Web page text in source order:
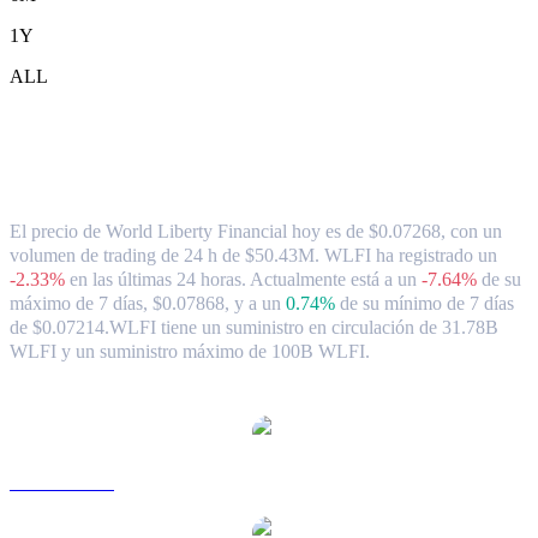
1Y
ALL
El precio de World Liberty Financial hoy es de $0.07268, con un
volumen de trading de 24 h de $50.43M. WLFI ha registrado un
-2.33% en las últimas 24 horas. Actualmente está a un -7.64% de su
máximo de 7 días, $0.07868, y a un 0.74% de su mínimo de 7 días
de $0.07214.WLFI tiene un suministro en circulación de 31.78B
WLFI y un suministro máximo de 100B WLFI.